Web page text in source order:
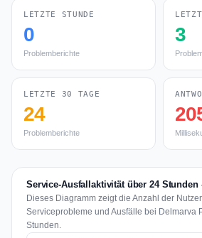
LETZTE STUNDE
0
Problemberichte
3
LETZTE 30 TAGE
24
Problemberichte
Service-Ausfallaktivität über 24 Stunden
Dieses Diagramm zeigt die Anzahl der
Serviceprobleme und Ausfälle bei Delmarva
Stunden.